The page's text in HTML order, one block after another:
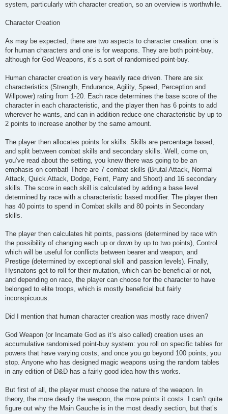
system, particularly with character creation, so an overview is worthwhile.
Character Creation
As may be expected, there are two aspects to character creation: one is
for human characters and one is for weapons. They are both point-buy,
although for God Weapons, it’s a sort of randomised point-buy.
Human character creation is very heavily race driven. There are six
characteristics (Strength, Endurance, Agility, Speed, Perception and
Willpower) rating from 1-20. Each race determines the base score of the
character in each characteristic, and the player then has 6 points to add
wherever he wants, and can in addition reduce one characteristic by up to
2 points to increase another by the same amount.
The player then allocates points for skills. Skills are percentage based,
and split between combat skills and secondary skills. Well, come on,
you’ve read about the setting, you knew there was going to be an
emphasis on combat! There are 7 combat skills (Brutal Attack, Normal
Attack, Quick Attack, Dodge, Feint, Parry and Shoot) and 16 secondary
skills. The score in each skill is calculated by adding a base level
determined by race with a characteristic based modifier. The player then
has 40 points to spend in Combat skills and 80 points in Secondary
skills.
The player then calculates hit points, passions (determined by race with
the possibility of changing each up or down by up to two points), Control
which will be useful for conflicts between bearer and weapon, and
Prestige (determined by exceptional skill and passion levels). Finally,
Hysnatons get to roll for their mutation, which can be beneficial or not,
and depending on race, the player can choose for the character to have
belonged to elite troops, which is mostly beneficial but fairly
inconspicuous.
Did I mention that human character creation was mostly race driven?
God Weapon (or Incarnate God as it’s also called) creation uses an
accumulative randomised point-buy system: you roll on specific tables for
powers that have varying costs, and once you go beyond 100 points, you
stop. Anyone who has designed magic weapons using the random tables
in any edition of D&D has a fairly good idea how this works.
But first of all, the player must choose the nature of the weapon. In
theory, the more deadly the weapon, the more points it costs. I can’t quite
figure out why the Main Gauche is in the most deadly section, but that’s